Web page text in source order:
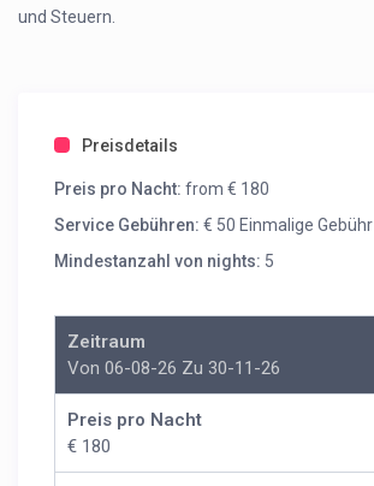
und Steuern.
Preisdetails
Preis pro Nacht: from € 180
Service Gebühren: € 50 Einmalige Gebühr
Mindestanzahl von nights: 5
Zeitraum
Von 06-08-26 Zu 30-11-26
Preis pro Nacht
€ 180